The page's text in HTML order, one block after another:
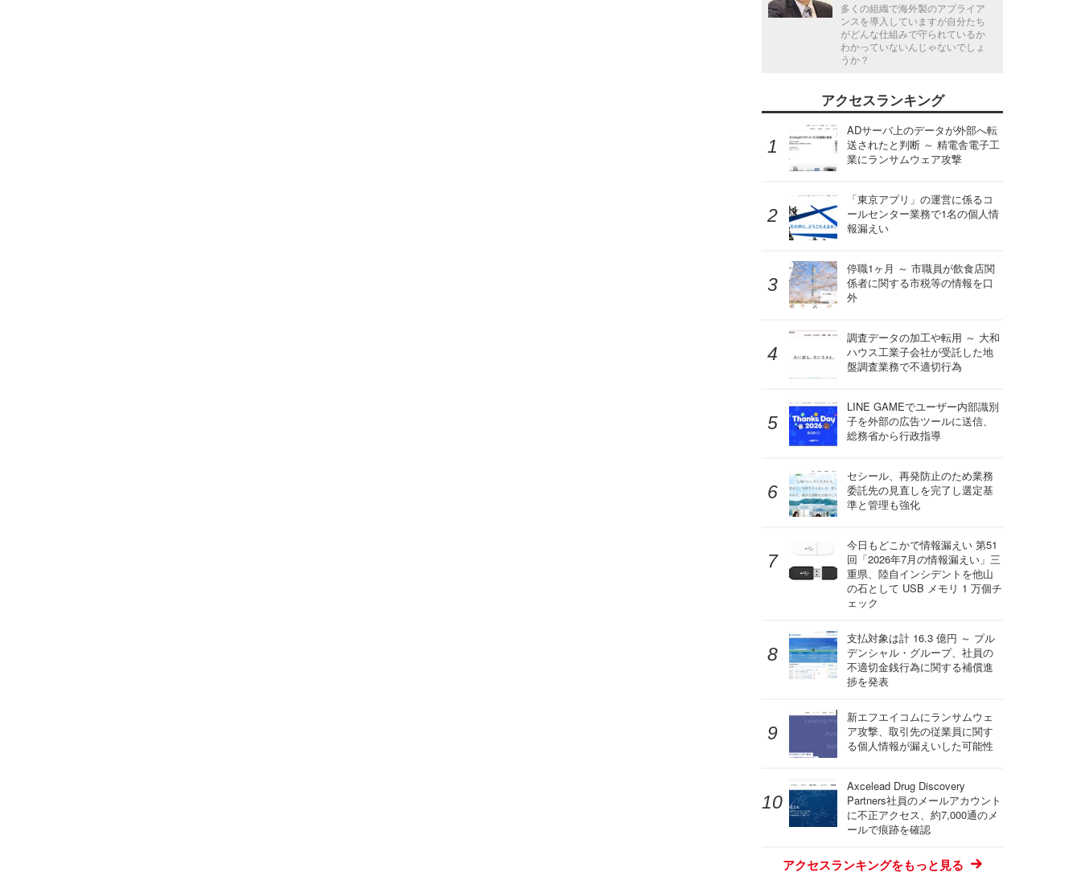
多くの組織で海外製のアプライア
ンスを導入していますが自分たち
がどんな仕組みで守られているか
わかっていないんじゃないでしょ
うか？
アクセスランキング
ADサーバ上のデータが外部へ転
送されたと判断 ～ 精電舎電子工
業にランサムウェア攻撃
「東京アプリ」の運営に係るコ
ールセンター業務で1名の個人情
報漏えい
停職1ヶ月 ～ 市職員が飲食店関
係者に関する市税等の情報を口
外
調査データの加工や転用 ～ 大和
ハウス工業子会社が受託した地
盤調査業務で不適切行為
LINE GAMEでユーザー内部識別
子を外部の広告ツールに送信、
総務省から行政指導
セシール、再発防止のため業務
委託先の見直しを完了し選定基
準と管理も強化
今日もどこかで情報漏えい 第51
回「2026年7月の情報漏えい」三
重県、陸自インシデントを他山
の石として USB メモリ 1 万個チ
ェック
支払対象は計 16.3 億円 ～ プル
デンシャル・グループ、社員の
不適切金銭行為に関する補償進
捗を発表
新エフエイコムにランサムウェ
ア攻撃、取引先の従業員に関す
る個人情報が漏えいした可能性
Axcelead Drug Discovery
Partners社員のメールアカウント
に不正アクセス、約7,000通のメ
ールで痕跡を確認
アクセスランキングをもっと見る